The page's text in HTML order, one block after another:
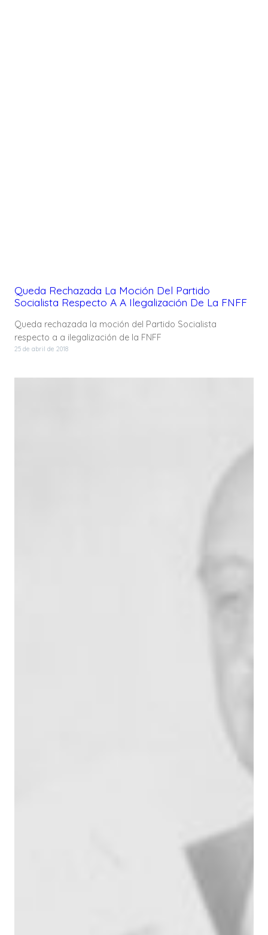
Queda Rechazada La Moción Del Partido
Socialista Respecto A A Ilegalización De La FNFF
Queda rechazada la moción del Partido Socialista
respecto a a ilegalización de la FNFF
25 de abril de 2018